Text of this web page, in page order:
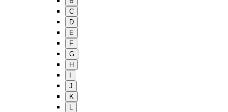
C
D
E
F
G
H
J
K
L